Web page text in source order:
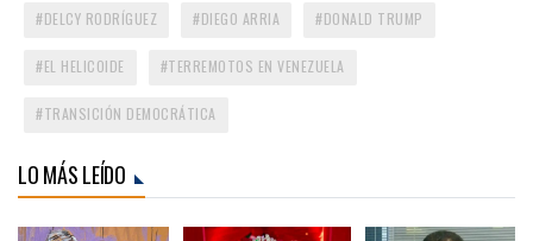
DELCY RODRÍGUEZ DIEGO ARRIA DONALD TRUMP
EL HELICOIDE TERREMOTOS EN VENEZUELA
TRANSICIÓN DEMOCRÁTICA
LO MÁS LEÍDO